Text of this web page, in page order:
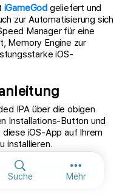
Suche Mehr
Weitere
iGameGod geliefert und
zur Automatisierung sich
Manager für eine
Memory Engine zur
iOS-
IPA über die obigen
Installations-Button und
iOS-App auf Ihrem
installieren.
iOSGods App häufig
Antworten und